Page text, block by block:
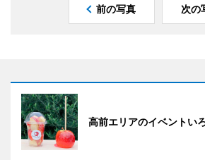
前の写真 次の
高前エリアのイベントい